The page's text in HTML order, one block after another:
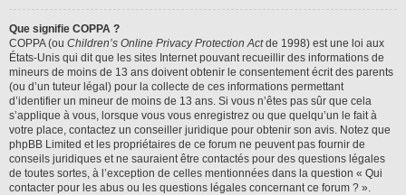
Que signifie COPPA ?
COPPA (ou Children’s Online Privacy Protection Actde 1998) est une loi aux
États-Unis qui dit que les sites Internet pouvant recueillir des informations de
mineurs de moins de 13 ans doivent obtenir le consentement écrit des parents
(ou d’un tuteur légal) pour la collecte de ces informations permettant
d’identifier un mineur de moins de 13 ans. Si vous n’êtes pas sûr que cela
s’applique à vous, lorsque vous vous enregistrez ou que quelqu’un le fait à
votre place, contactez un conseiller juridique pour obtenir son avis. Notez que
phpBB Limited et les propriétaires de ce forum ne peuvent pas fournir de
conseils juridiques et ne sauraient être contactés pour des questions légales
de toutes sortes, à l’exception de celles mentionnées dans la question « Qui
contacter pour les abus ou les questions légales concernant ce forum ? ».